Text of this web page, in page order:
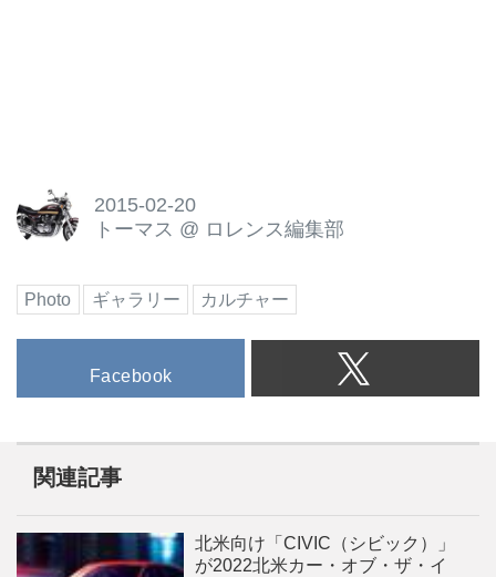
2015-02-20
トーマス @ ロレンス編集部
Photo ギャラリー カルチャー
Facebook
関連記事
北米向け「CIVIC（シビック）」
が2022北米カー・オブ・ザ・イ